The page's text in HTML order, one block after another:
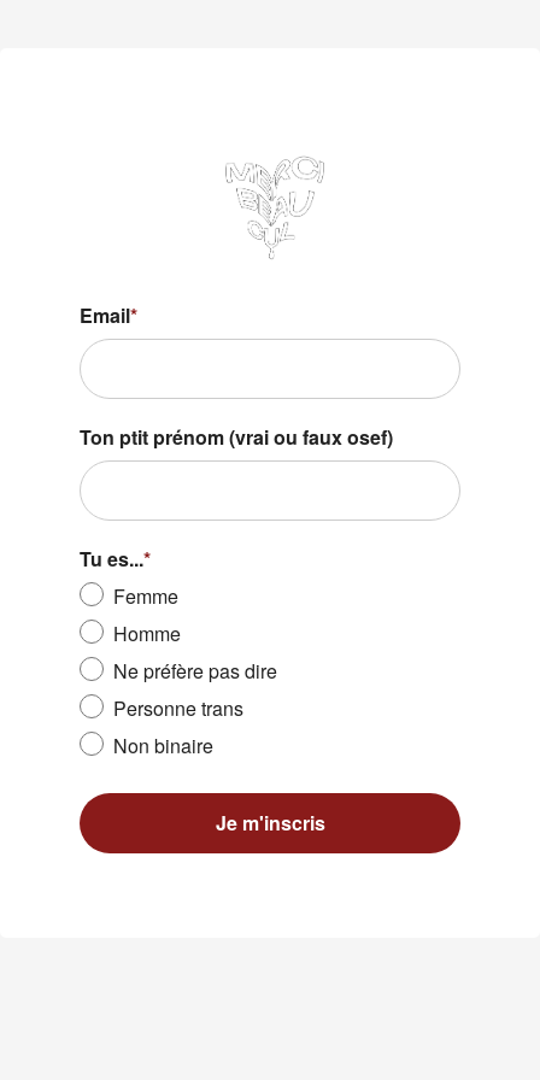
Email*
Ton ptit prénom (vrai ou faux osef)
Tu es...*
Femme
Homme
Ne préfère pas dire
Personne trans
Non binaire
Je m'inscris